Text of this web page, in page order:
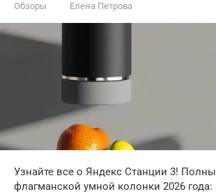
Обзоры Елена Петрова
Узнайте все о Яндекс Станции 3!
флагманской умной колонки 2026